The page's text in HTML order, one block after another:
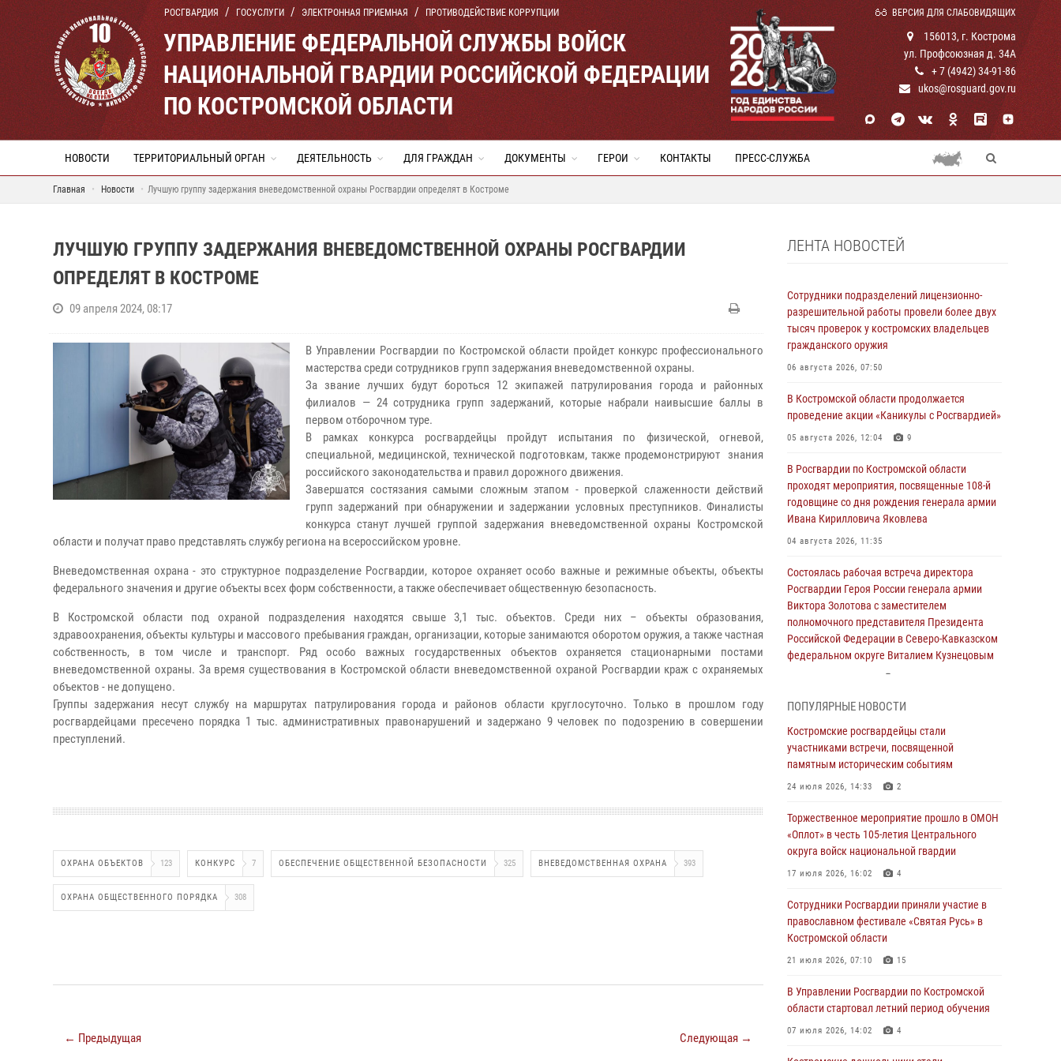
РОСГВАРДИЯ ГОСУСЛУГИ ЭЛЕКТРОННАЯ ПРИЕМНАЯ ПРОТИВОДЕЙСТВИЕ КОРРУПЦИИ ВЕРСИЯ ДЛЯ СЛАБОВИДЯЩИХ
УПРАВЛЕНИЕ ФЕДЕРАЛЬНОЙ СЛУЖБЫ ВОЙСК
НАЦИОНАЛЬНОЙ ГВАРДИИ РОССИЙСКОЙ ФЕДЕРАЦИИ
ПО КОСТРОМСКОЙ ОБЛАСТИ
156013, г. Кострома
ул. Профсоюзная д. 34А
+ 7 (4942) 34-91-86
ukos@rosguard.gov.ru
НОВОСТИ ТЕРРИТОРИАЛЬНЫЙ ОРГАН ДЕЯТЕЛЬНОСТЬ ДЛЯ ГРАЖДАН ДОКУМЕНТЫ ГЕРОИ КОНТАКТЫ ПРЕСС-СЛУЖБА
Главная Новости Лучшую группу задержания вневедомственной охраны Росгвардии определят в Костроме
ЛУЧШУЮ ГРУППУ ЗАДЕРЖАНИЯ ВНЕВЕДОМСТВЕННОЙ ОХРАНЫ РОСГВАРДИИ
ОПРЕДЕЛЯТ В КОСТРОМЕ
09 апреля 2024, 08:17
В Управлении Росгвардии по Костромской области пройдет конкурс профессионального
мастерства среди сотрудников групп задержания вневедомственной охраны.
За звание лучших будут бороться 12 экипажей патрулирования города и районных
филиалов — 24 сотрудника групп задержаний, которые набрали наивысшие баллы в
первом отборочном туре.
В рамках конкурса росгвардейцы пройдут испытания по физической, огневой,
специальной, медицинской, технической подготовкам, также продемонстрируют знания
российского законодательства и правил дорожного движения.
Завершатся состязания самыми сложным этапом - проверкой слаженности действий
групп задержаний при обнаружении и задержании условных преступников. Финалисты
конкурса станут лучшей группой задержания вневедомственной охраны Костромской
области и получат право представлять службу региона на всероссийском уровне.
Вневедомственная охрана - это структурное подразделение Росгвардии, которое охраняет особо важные и режимные объекты, объекты
федерального значения и другие объекты всех форм собственности, а также обеспечивает общественную безопасность.
В Костромской области под охраной подразделения находятся свыше 3,1 тыс. объектов. Среди них – объекты образования,
здравоохранения, объекты культуры и массового пребывания граждан, организации, которые занимаются оборотом оружия, а также частная
собственность, в том числе и транспорт. Ряд особо важных государственных объектов охраняется стационарными постами
вневедомственной охраны. За время существования в Костромской области вневедомственной охраной Росгвардии краж с охраняемых
объектов - не допущено.
Группы задержания несут службу на маршрутах патрулирования города и районов области круглосуточно. Только в прошлом году
росгвардейцами пресечено порядка 1 тыс. административных правонарушений и задержано 9 человек по подозрению в совершении
преступлений.
ОХРАНА ОБЪЕКТОВ 123 КОНКУРС 7 ОБЕСПЕЧЕНИЕ ОБЩЕСТВЕННОЙ БЕЗОПАСНОСТИ 325 ВНЕВЕДОМСТВЕННАЯ ОХРАНА 393
ОХРАНА ОБЩЕСТВЕННОГО ПОРЯДКА 308
← Предыдущая Следующая →
ЛЕНТА НОВОСТЕЙ
Сотрудники подразделений лицензионно-
разрешительной работы провели более двух
тысяч проверок у костромских владельцев
гражданского оружия
06 августа 2026, 07:50
В Костромской области продолжается
проведение акции «Каникулы с Росгвардией»
05 августа 2026, 12:04 9
В Росгвардии по Костромской области
проходят мероприятия, посвященные 108-й
годовщине со дня рождения генерала армии
Ивана Кирилловича Яковлева
04 августа 2026, 11:35
Состоялась рабочая встреча директора
Росгвардии Героя России генерала армии
Виктора Золотова с заместителем
полномочного представителя Президента
Российской Федерации в Северо-Кавказском
федеральном округе Виталием Кузнецовым
Росгвардейцы знакомят костромичей со
службой в ведомстве
31 июля 2026, 06:48 1
Костромские дошкольники стали
организованных военнослужащими и
сотрудниками Управления Росгвардии
30 июля 2026, 10:39 9
«Единых государственных услуг» для
получения услуг по линии Росгвардии
29 июля 2026, 06:26
участие в богослужении в честь князя
Владимира в Костроме
28 июля 2026, 06:14 2
Более пятидесяти поступивших сигналов
ПОПУЛЯРНЫЕ НОВОСТИ
Костромские росгвардейцы стали
участниками встречи, посвященной
памятным историческим событиям
24 июля 2026, 14:33 2
Торжественное мероприятие прошло в ОМОН
«Оплот» в честь 105-летия Центрального
округа войск национальной гвардии
17 июля 2026, 16:02 4
Сотрудники Росгвардии приняли участие в
православном фестивале «Святая Русь» в
Костромской области
21 июля 2026, 07:10 15
В Управлении Росгвардии по Костромской
области стартовал летний период обучения
07 июля 2026, 14:02 4